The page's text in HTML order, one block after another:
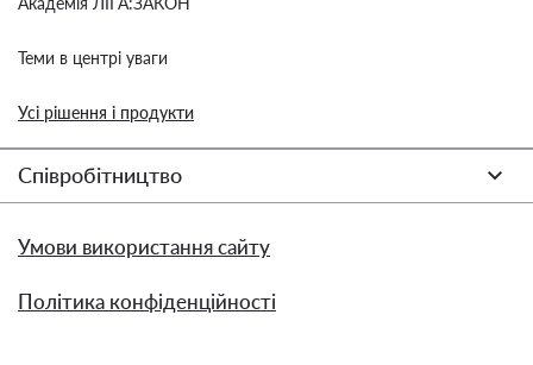
Теми в центрі уваги
Усі рішення і продукти
Співробітництво
Умови використання сайту
Політика конфіденційності